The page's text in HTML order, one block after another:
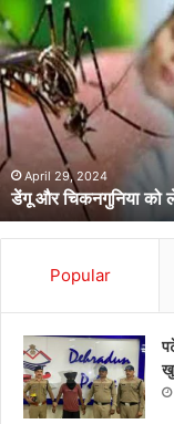
और
चिकनगुनिया
को
लेकर
स्वास्थ्य
विभाग
का
अर्लटApril 29, 2024
डेंगू और चिकनगुनिया को
Popular